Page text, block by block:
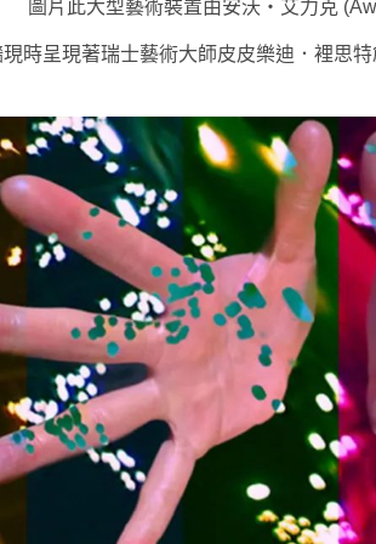
圖片此大型藝術裝置由安沃・艾力克
時呈現著瑞士藝術大師皮皮樂迪．裡思